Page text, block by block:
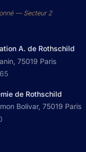
— Secteur 2
A. de Rothschild
75019 Paris
de Rothschild
Bolivar, 75019 Paris